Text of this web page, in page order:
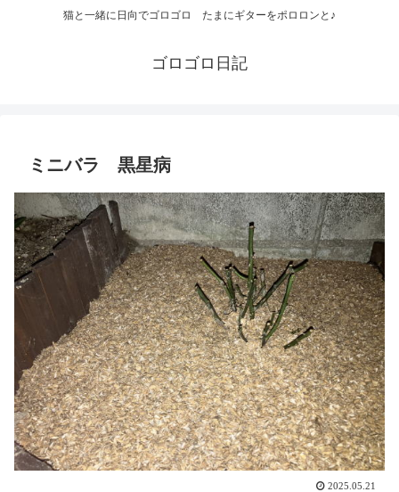
猫と一緒に日向でゴロゴロ たまにギターをポロロンと♪
ゴロゴロ日記
ミニバラ 黒星病
2025.05.21